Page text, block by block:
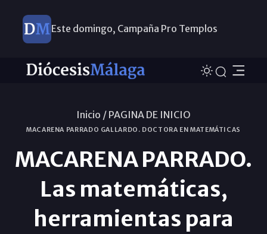
Este domingo, Campaña Pro Templos
Inicio / PAGINA DE INICIO
MACARENA PARRADO GALLARDO. DOCTORA EN MATEMÁTICAS
MACARENA PARRADO.
Las matemáticas,
herramientas para